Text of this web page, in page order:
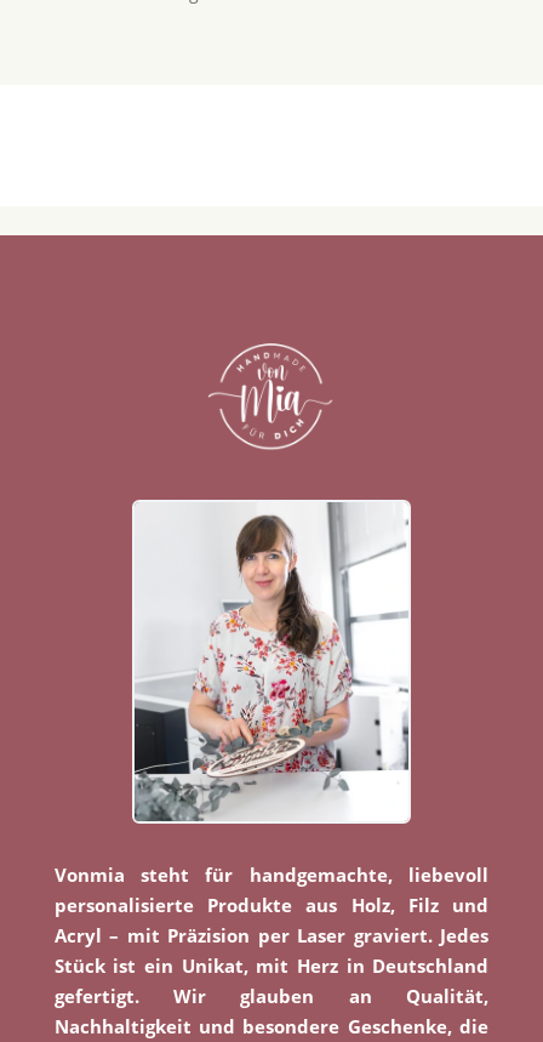
Vonmia steht für handgemachte, liebevoll
personalisierte Produkte aus Holz, Filz und
Acryl – mit Präzision per Laser graviert. Jedes
Stück ist ein Unikat, mit Herz in Deutschland
gefertigt. Wir glauben an Qualität,
Nachhaltigkeit und besondere Geschenke, die